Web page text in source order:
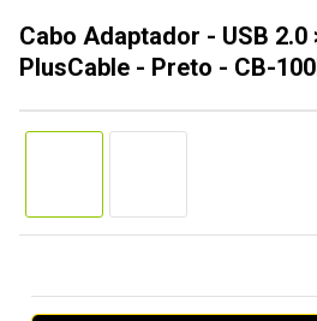
Cabo Adaptador - USB 2.0
PlusCable - Preto - CB-
1º
7º
jonsbo